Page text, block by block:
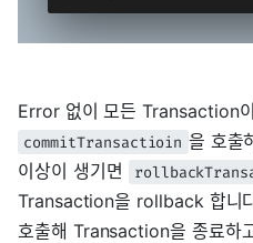
Error 없이 모든 Transaction
commitTransactioin 을 호출
이상이 생기면
Transaction을 rollback 합니
호출해 Transaction을 종료하